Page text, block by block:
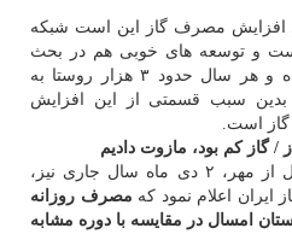
افزایش مصرف گاز این است شبکه
و توسعه های خوبی هم در بحث
گازرسانی روستایی انجام شده و هر سال حدود ۳ هزار روستا به
سبب قسمتی از این افزایش
است.
به گزارش لوازم فلزی به نقل از مهر، ۲ دی ماه سال جاری نیز،
اعلام نمود که مصرف روزانه
امسال در مقایسه با دوره مشابه